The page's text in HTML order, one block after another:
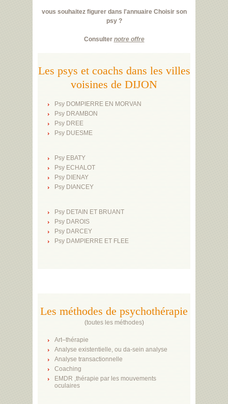
vous souhaitez figurer dans l'annuaire Choisir son
psy ?
Consulter notre offre
Les psys et coachs dans les villes
voisines de DIJON
Psy DOMPIERRE EN MORVAN
Psy DRAMBON
Psy DREE
Psy DUESME
Psy EBATY
Psy ECHALOT
Psy DIENAY
Psy DIANCEY
Psy DETAIN ET BRUANT
Psy DAROIS
Psy DARCEY
Psy DAMPIERRE ET FLEE
Les méthodes de psychothérapie
(toutes les méthodes)
Art–thérapie
Analyse existentielle, ou da-sein analyse
Analyse transactionnelle
Coaching
EMDR ,thérapie par les mouvements
oculaires